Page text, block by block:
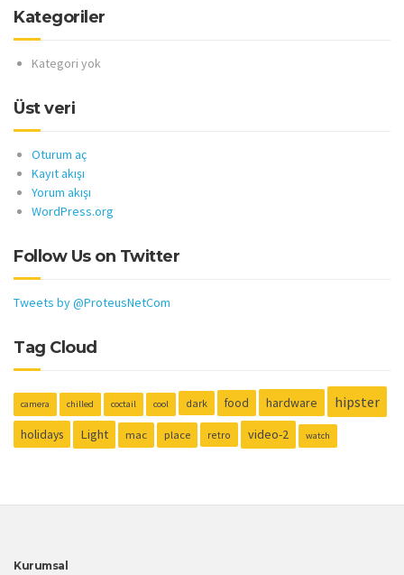
Kategoriler
Kategori yok
Üst veri
Oturum aç
Kayıt akışı
Yorum akışı
WordPress.org
Follow Us on Twitter
Tweets by @ProteusNetCom
Tag Cloud
camera chilled coctail cool dark food hardware hipster
holidays Light mac place retro video-2 watch
Kurumsal